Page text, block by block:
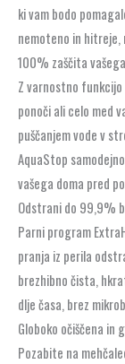
ki vam bodo
nemoteno in hitreje,
100% zaščita
Z varnostno
ponoči ali celo med
puščanjem vode v
AquaStop
vašega doma pred
Odstrani do 99,9%
Parni program
pranja iz perila
brezhibno čista,
dlje časa, brez
Globoko očiščena in
Pozabite na